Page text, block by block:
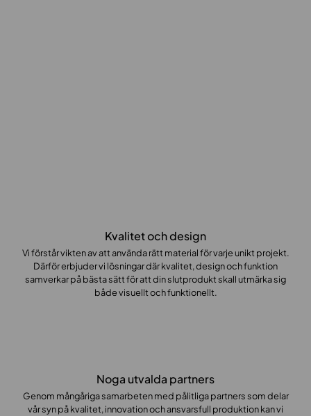
Kvalitet och design
Vi förstår vikten av att använda rätt material för varje unikt projekt.
Därför erbjuder vi lösningar där kvalitet, design och funktion
samverkar på bästa sätt för att din slutprodukt skall utmärka sig
både visuellt och funktionellt.
Noga utvalda partners
Genom mångåriga samarbeten med pålitliga partners som delar
vår syn på kvalitet, innovation och ansvarsfull produktion kan vi